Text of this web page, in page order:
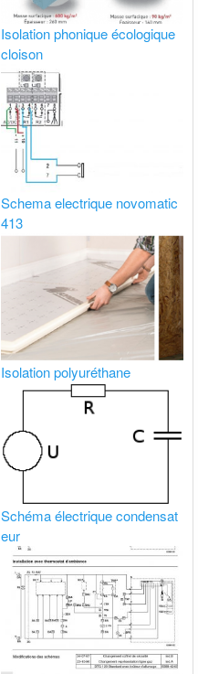
Isolation phonique écologique
cloison
Schema electrique novomatic
413
Isolation polyuréthane
Schéma électrique condensat
eur